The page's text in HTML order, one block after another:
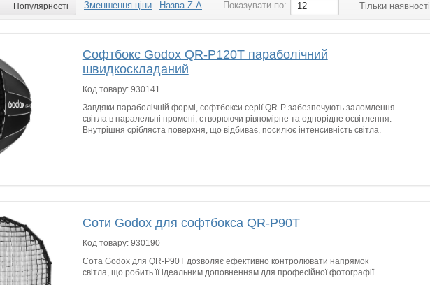
Популярності Зменшення ціни Назва Z-A Показувати по: 12 Тільки наявності
Софтбокс Godox QR-P120T параболічний
швидкоскладаний
Код товару: 930141
Завдяки параболічній формі, софтбокси серії QR-P забезпечують заломлення
світла в паралельні промені, створюючи рівномірне та однорідне освітлення.
Внутрішня срібляста поверхня, що відбиває, посилює інтенсивність світла.
Соти Godox для софтбокса QR-P90T
Код товару: 930190
Сота Godox для QR-P90T дозволяє ефективно контролювати напрямок
світла, що робить її ідеальним доповненням для професійної фотографії.